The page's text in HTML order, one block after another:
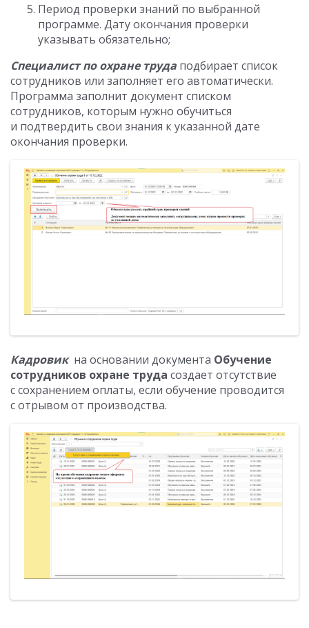
Период проверки знаний по выбранной
программе. Дату окончания проверки
указывать обязательно;
Специалист по охране труда подбирает список
сотрудников или заполняет его автоматически.
Программа заполнит документ списком
сотрудников, которым нужно обучиться
и подтвердить свои знания к указанной дате
окончания проверки.
Кадровикна основании документа Обучение
сотрудников охране труда создает отсутствие
с сохранением оплаты, если обучение проводится
с отрывом от производства.